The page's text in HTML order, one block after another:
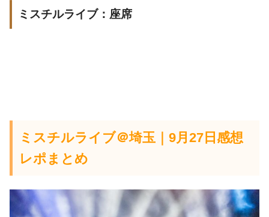
ミスチルライブ：座席
ミスチルライブ＠埼玉｜9月27日感想
レポまとめ